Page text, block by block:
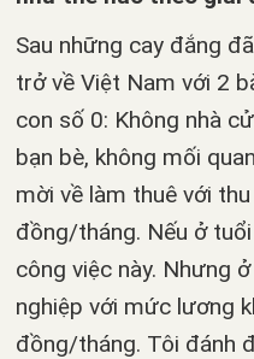
Sau những cay đắng
trở về Việt Nam với 2
con số 0: Không nhà
bạn bè, không mối
mời về làm thuê với
đồng/tháng. Nếu ở
công việc này. Nhưng
nghiệp với mức lương
đồng/tháng. Tôi đánh